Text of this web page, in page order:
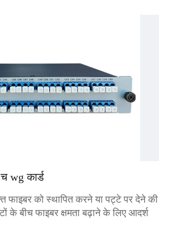
wg कार्ड
फाइबर को स्थापित करने या पट्टे पर देने की
के बीच फाइबर क्षमता बढ़ाने के लिए आदर्श